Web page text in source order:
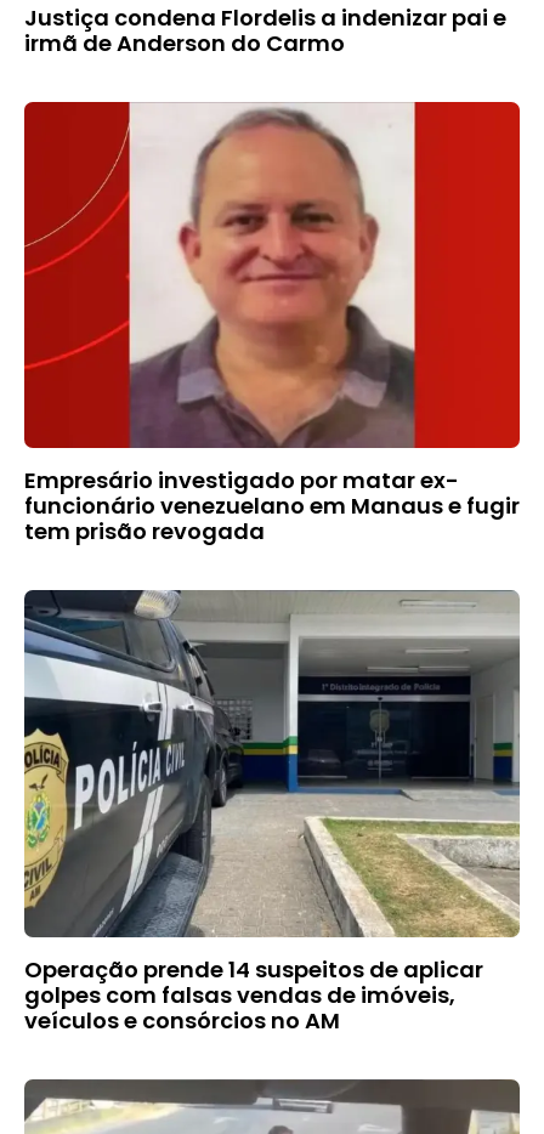
Justiça condena Flordelis a indenizar pai e
irmã de Anderson do Carmo
Empresário investigado por matar ex-
funcionário venezuelano em Manaus e fugir
tem prisão revogada
Operação prende 14 suspeitos de aplicar
golpes com falsas vendas de imóveis,
veículos e consórcios no AM